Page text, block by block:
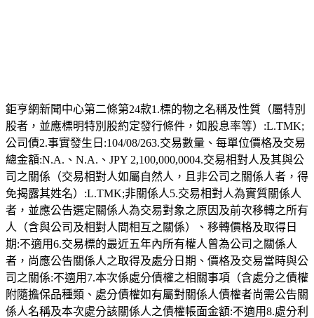
鉅亨網新聞中心第二條第24款1.標的物之名稱及性質（屬特別
股者，並應標明特別股約定發行條件，如股息率等）:L.TMK;
公司債2.事實發生日:104/08/263.交易數量、每單位價格及交易
總金額:N.A.、N.A.、JPY 2,100,000,0004.交易相對人及其與公
司之關係（交易相對人如屬自然人，且非公司之關係人者，得
免揭露其姓名）:L.TMK;非關係人5.交易相對人為實質關係人
者，並應公告選定關係人為交易對象之原因及前次移轉之所有
人（含與公司及相對人間相互之關係）、移轉價格及取得日
期:不適用6.交易標的最近五年內所有權人曾為公司之關係人
者，尚應公告關係人之取得及處分日期、價格及交易當時與公
司之關係:不適用7.本次係處分債權之相關事項（含處分之債權
附隨擔保品種類、處分債權如有屬對關係人債權者尚需公告關
係人名稱及本次處分該關係人之債權帳面金額:不適用8.處分利